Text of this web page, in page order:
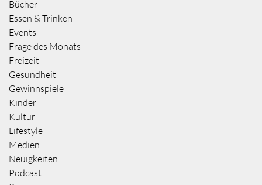
Bücher
Essen & Trinken
Events
Frage des Monats
Freizeit
Gesundheit
Gewinnspiele
Kinder
Kultur
Lifestyle
Medien
Neuigkeiten
Podcast